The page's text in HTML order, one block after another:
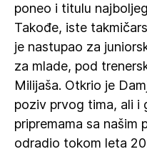
poneo i titulu
Takođe, iste
je nastupao za
za mlade, pod
Milijaša. Otkrio je
poziv prvog tima, ali i
pripremama sa našim
odradio tokom leta